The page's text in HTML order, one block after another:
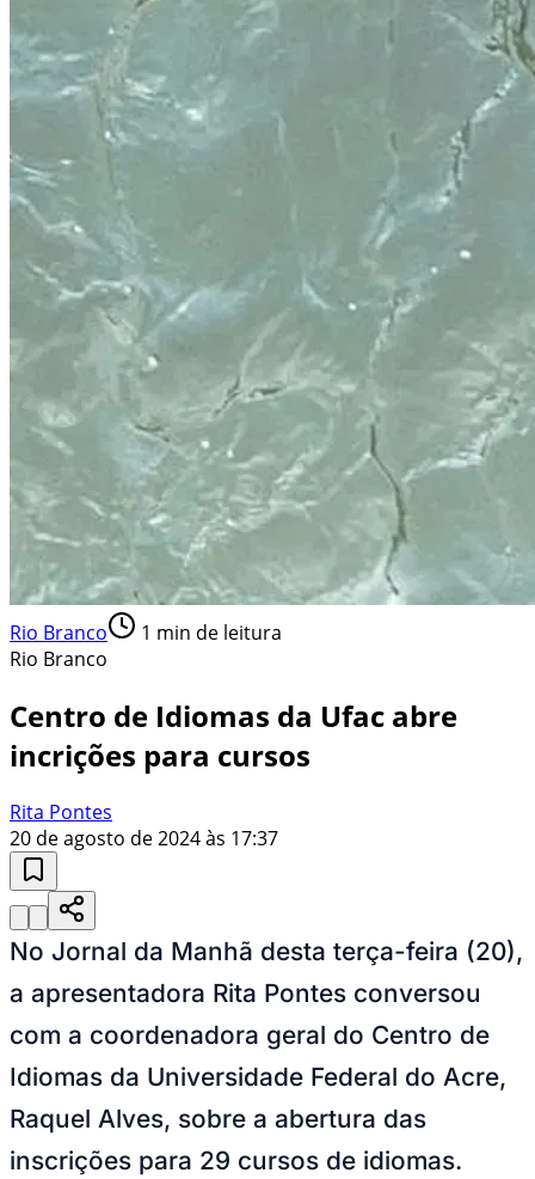
Rio Branco 1 min de leitura
Rio Branco
Centro de Idiomas da Ufac abre
incrições para cursos
Rita Pontes
20 de agosto de 2024 às 17:37
No Jornal da Manhã desta terça-feira (20),
a apresentadora Rita Pontes conversou
com a coordenadora geral do Centro de
Idiomas da Universidade Federal do Acre,
Raquel Alves, sobre a abertura das
inscrições para 29 cursos de idiomas.